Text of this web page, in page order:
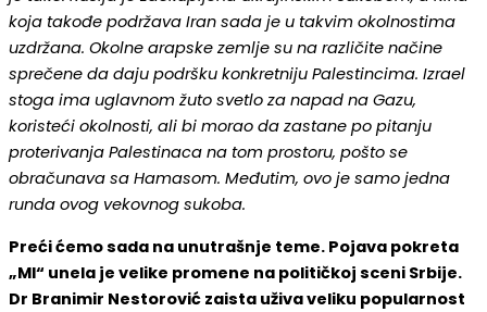
koja takođe podržava Iran sada je u takvim okolnostima
uzdržana. Okolne arapske zemlje su na različite načine
sprečene da daju podršku konkretniju Palestincima. Izrael
stoga ima uglavnom žuto svetlo za napad na Gazu,
koristeći okolnosti, ali bi morao da zastane po pitanju
proterivanja Palestinaca na tom prostoru, pošto se
obračunava sa Hamasom. Međutim, ovo je samo jedna
runda ovog vekovnog sukoba.
Preći ćemo sada na unutrašnje teme. Pojava pokreta
„MI“ unela je velike promene na političkoj sceni Srbije.
Dr Branimir Nestorović zaista uživa veliku popularnost